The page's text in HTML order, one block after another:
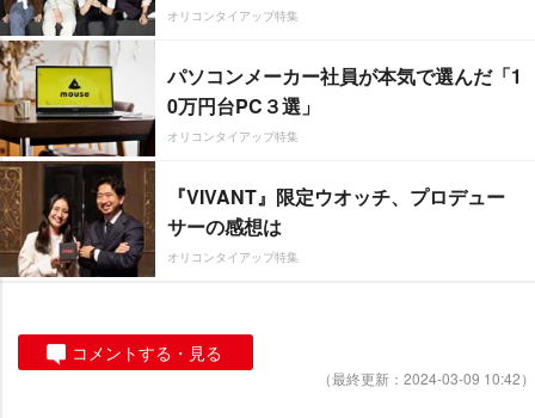
オリコンタイアップ特集
パソコンメーカー社員が本気で選んだ「1
0万円台PC３選」
オリコンタイアップ特集
『VIVANT』限定ウオッチ、プロデュー
サーの感想は
オリコンタイアップ特集
コメントする・見る
（最終更新：2024-03-09 10:42）